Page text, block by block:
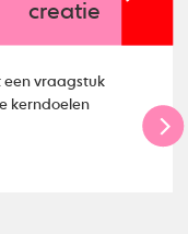
creatie
een vraagstuk
kerndoelen